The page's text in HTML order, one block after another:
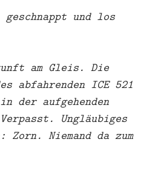
und los
am Gleis. Die
abfahrenden ICE 521
der aufgehenden
Ungläubiges
Zorn. Niemand da zum